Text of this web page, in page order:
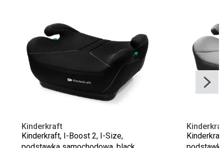
Kinderkraft
Kinderkraft, I-Boost 2, I-Size,